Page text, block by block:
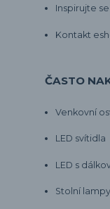
Inspirujte se
Kontakt
ČASTO
Venkovní
LED svítidla
LED s
Stolní lampy